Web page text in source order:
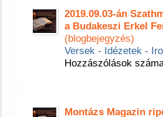
2019.09.03-án
a Budakeszi Erkel
(blogbejegyzés)
Versek - Idézetek -
Hozzászólások
Montázs Magazin